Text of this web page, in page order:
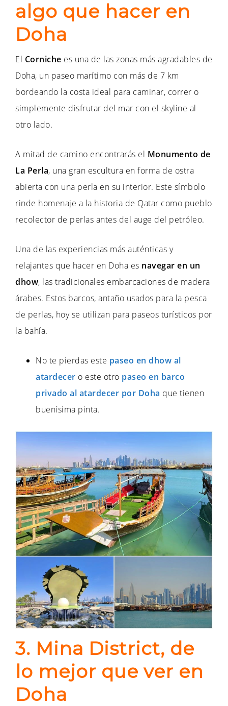
algo que hacer en
Doha
El Corniche es una de las zonas más agradables de
Doha, un paseo marítimo con más de 7 km
bordeando la costa ideal para caminar, correr o
simplemente disfrutar del mar con el skyline al
otro lado.
A mitad de camino encontrarás el Monumento de
La Perla, una gran escultura en forma de ostra
abierta con una perla en su interior. Este símbolo
rinde homenaje a la historia de Qatar como pueblo
recolector de perlas antes del auge del petróleo.
Una de las experiencias más auténticas y
relajantes que hacer en Doha es navegar en un
dhow, las tradicionales embarcaciones de madera
árabes. Estos barcos, antaño usados para la pesca
de perlas, hoy se utilizan para paseos turísticos por
la bahía.
No te pierdas este paseo en dhow al
atardecer o este otro paseo en barco
privado al atardecer por Doha que tienen
buenísima pinta.
3. Mina District, de
lo mejor que ver en
Doha